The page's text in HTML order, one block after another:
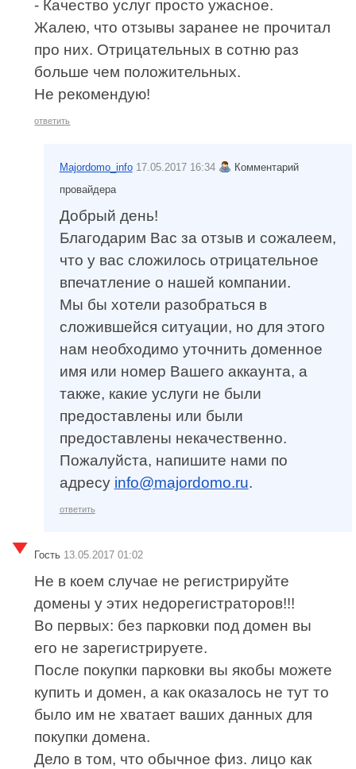
- Качество услуг просто ужасное.
Жалею, что отзывы заранее не прочитал
про них. Отрицательных в сотню раз
больше чем положительных.
Не рекомендую!
ответить
Majordomo_info 17.05.2017 16:34
Комментарий
провайдера
Добрый день!
Благодарим Вас за отзыв и сожалеем,
что у вас сложилось отрицательное
впечатление о нашей компании.
Мы бы хотели разобраться в
сложившейся ситуации, но для этого
нам необходимо уточнить доменное
имя или номер Вашего аккаунта, а
также, какие услуги не были
предоставлены или были
предоставлены некачественно.
Пожалуйста, напишите нами по
адресу info@majordomo.ru.
ответить
Гость 13.05.2017 01:02
Не в коем случае не регистрируйте
домены у этих недорегистраторов!!!
Во первых: без парковки под домен вы
его не зарегистрируете.
После покупки парковки вы якобы можете
купить и домен, а как оказалось не тут то
было им не хватает ваших данных для
покупки домена.
Дело в том, что обычное физ. лицо как